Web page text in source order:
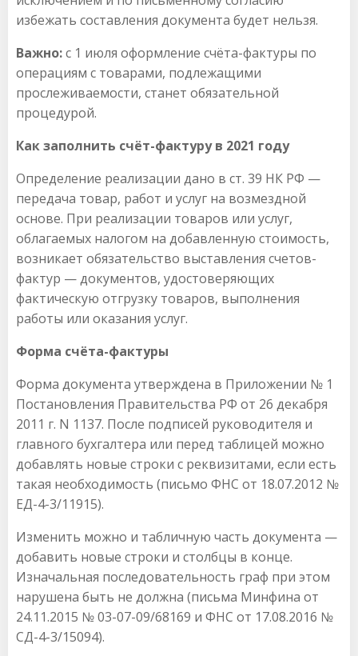
избежать составления документа будет нельзя.
Важно:с 1 июля оформление счёта-фактуры по
операциям с товарами, подлежащими
прослеживаемости, станет обязательной
процедурой.
Как заполнить счёт-фактуру в 2021 году
Определение реализации дано в ст. 39 НК РФ —
передача товар, работ и услуг на возмездной
основе. При реализации товаров или услуг,
облагаемых налогом на добавленную стоимость,
возникает обязательство выставления счетов-
фактур — документов, удостоверяющих
фактическую отгрузку товаров, выполнения
работы или оказания услуг.
Форма счёта-фактуры
Форма документа утверждена в Приложении № 1
Постановления Правительства РФ от 26 декабря
2011 г. N 1137. После подписей руководителя и
главного бухгалтера или перед таблицей можно
добавлять новые строки с реквизитами, если есть
такая необходимость (письмо ФНС от 18.07.2012 №
ЕД-4-3/11915).
Изменить можно и табличную часть документа —
добавить новые строки и столбцы в конце.
Изначальная последовательность граф при этом
нарушена быть не должна (письма Минфина от
24.11.2015 № 03-07-09/68169 и ФНС от 17.08.2016 №
СД-4-3/15094).